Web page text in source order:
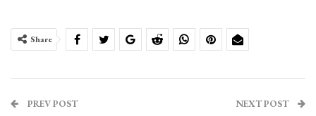
Share
PREV POST NEXT POST